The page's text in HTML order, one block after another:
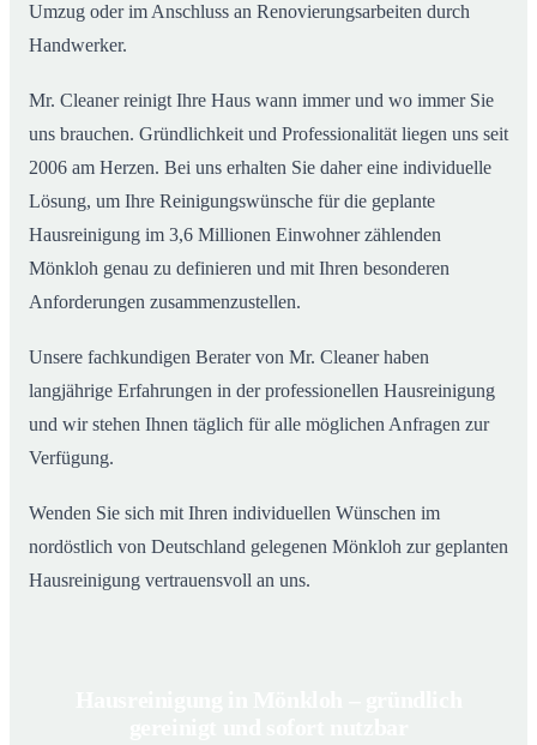
Umzug oder im Anschluss an Renovierungsarbeiten durch
Handwerker.
Mr. Cleaner reinigt Ihre Haus wann immer und wo immer Sie
uns brauchen. Gründlichkeit und Professionalität liegen uns seit
2006 am Herzen. Bei uns erhalten Sie daher eine individuelle
Lösung, um Ihre Reinigungswünsche für die geplante
Hausreinigung im 3,6 Millionen Einwohner zählenden
Mönkloh genau zu definieren und mit Ihren besonderen
Anforderungen zusammenzustellen.
Unsere fachkundigen Berater von Mr. Cleaner haben
langjährige Erfahrungen in der professionellen Hausreinigung
und wir stehen Ihnen täglich für alle möglichen Anfragen zur
Verfügung.
Wenden Sie sich mit Ihren individuellen Wünschen im
nordöstlich von Deutschland gelegenen Mönkloh zur geplanten
Hausreinigung vertrauensvoll an uns.